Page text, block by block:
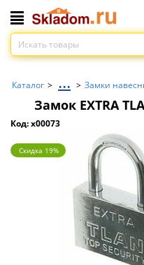
Каталог > ... > Замки
Замок EXTRA
Код: x00073
Скидка 19%